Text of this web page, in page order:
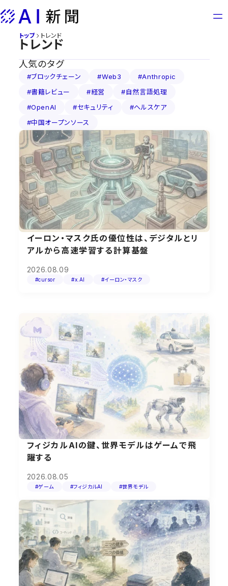
to
contentトップ トレンド
トレンド
人気のタグ
#ブロックチェーン #Web3
#Anthropic
#書籍レビュー
#経営
#自然言語処理
#OpenAI
#セキュリティ
#ヘルスケア
#中国オープンソース
イーロン・マスク氏の優位性は、デジタルとリ
アルから高速学習する計算基盤
2026.08.09
#cursor #x.AI #イーロン・マスク
フィジカルAIの鍵、世界モデルはゲームで飛
躍する
2026.08.05
#ゲーム #フィジカルAI #世界モデル